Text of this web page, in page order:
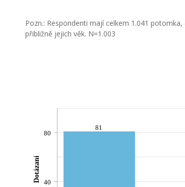
Pozn.: Respondenti mají celkem 1.041
přibližně jejich věk. N=1.003
81
40
80
Dotázaní